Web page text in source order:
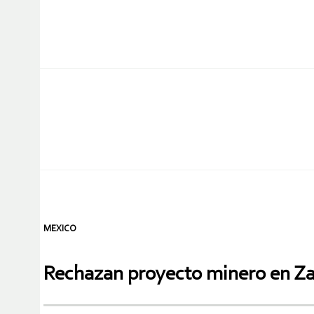
MEXICO
Rechazan proyecto minero en